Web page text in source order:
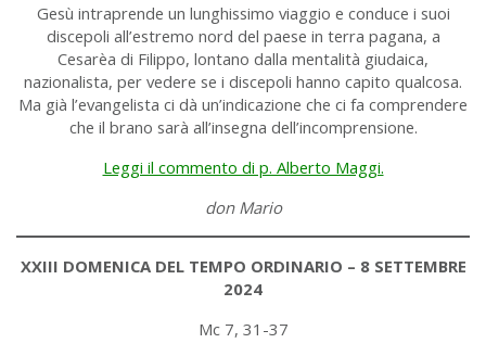
Gesù intraprende un lunghissimo viaggio e conduce i suoi
discepoli all’estremo nord del paese in terra pagana, a
Cesarèa di Filippo, lontano dalla mentalità giudaica,
nazionalista, per vedere se i discepoli hanno capito qualcosa.
Ma già l’evangelista ci dà un’indicazione che ci fa comprendere
che il brano sarà all’insegna dell’incomprensione.
Leggi il commento di p. Alberto Maggi.
don Mario
XXIII DOMENICA DEL TEMPO ORDINARIO – 8 SETTEMBRE
2024
Mc 7, 31-37